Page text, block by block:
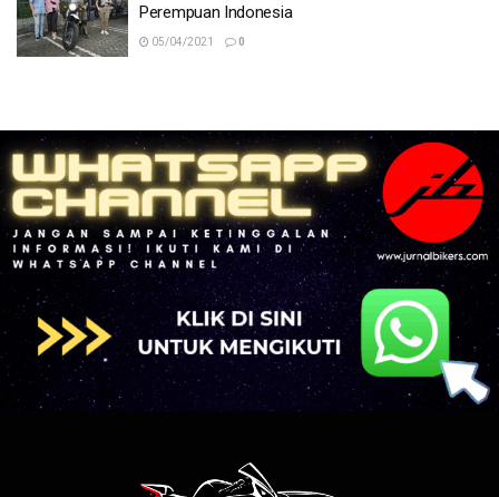
Perempuan Indonesia
05/04/2021 0